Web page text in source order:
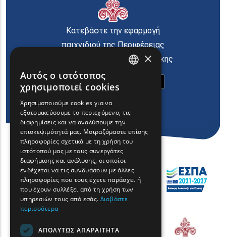
Κατεβάστε την εφαρμογή
παιχνιδιού της Περιφέρειας
Ανατολικής Μακεδονίας Θράκης
FRENCH
BULGARIAN
ROMANIAN
TURKISH
×
Αυτός ο ιστότοπος
χρησιμοποιεί cookies
Χρησιμοποιούμε cookies για να
εξατομικεύσουμε το περιεχόμενο, τις
διαφημίσεις και να αναλύσουμε την
επισκεψιμότητά μας. Μοιραζόμαστε επίσης
πληροφορίες σχετικά με τη χρήση του
ιστότοπού μας με τους συνεργάτες
διαφήμισης και ανάλυσης, οι οποίοι
ενδέχεται να τις συνδυάσουν με άλλες
πληροφορίες που τους έχετε παράσχει ή
που έχουν συλλέξει από τη χρήση των
υπηρεσιών τους από εσάς. Διαβάστε
περισσότερα
ΑΠΟΛΎΤΩΣ ΑΠΑΡΑΊΤΗΤΑ